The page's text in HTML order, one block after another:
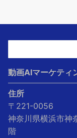
動画AIマーケティ
住所
〒221-0056
神奈川県横浜市神
階